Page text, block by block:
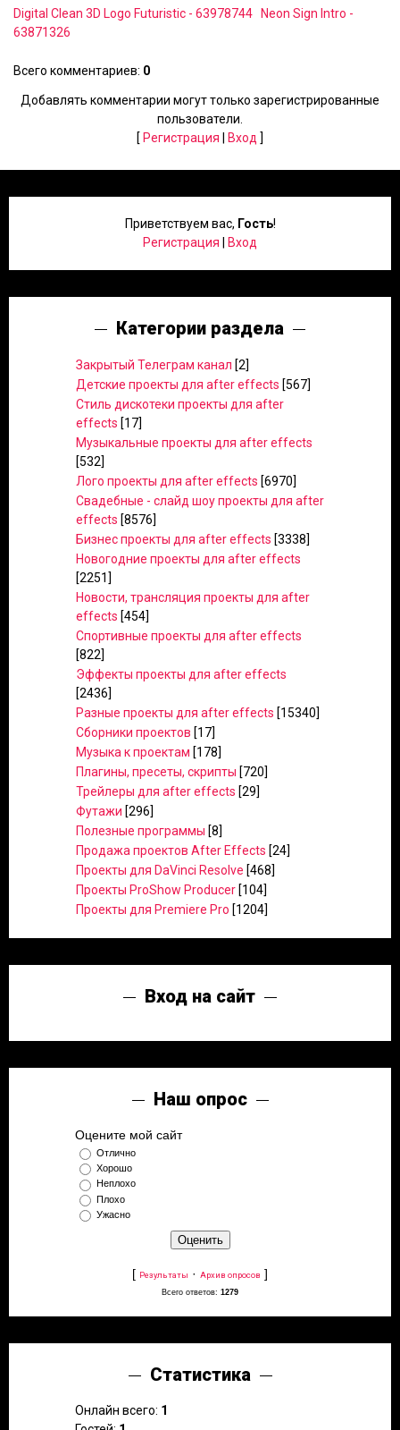
Digital Clean 3D Logo Futuristic - 63978744
Neon Sign Intro -
63871326
Всего комментариев: 0
Добавлять комментарии могут только зарегистрированные
пользователи.
[ Регистрация Вход ]
Приветствуем вас, Гость!
Регистрация
Вход
Категории раздела
Закрытый Телеграм канал [2]
Детские проекты для after effects [567]
Стиль дискотеки проекты для after
effects [17]
Музыкальные проекты для after effects
[532]
Лого проекты для after effects [6970]
Свадебные - слайд шоу проекты для after
effects [8576]
Бизнес проекты для after effects [3338]
Новогодние проекты для after effects
[2251]
Новости, трансляция проекты для after
effects [454]
Спортивные проекты для after effects
[822]
Эффекты проекты для after effects
[2436]
Разные проекты для after effects [15340]
Сборники проектов [17]
Музыка к проектам [178]
Плагины, пресеты, скрипты [720]
Трейлеры для after effects [29]
Футажи [296]
Полезные программы [8]
Продажа проектов After Effects [24]
Проекты для DaVinci Resolve [468]
Проекты ProShow Producer [104]
Проекты для Premiere Pro [1204]
Вход на сайт
Наш опрос
Оцените мой сайт
Отлично
Хорошо
Неплохо
Плохо
Ужасно
[ Результаты · Архив опросов ]
Всего ответов: 1279
Статистика
Онлайн всего: 1